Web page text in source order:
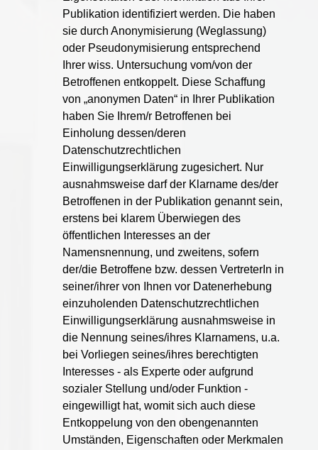
Publikation identifiziert werden. Die haben
sie durch Anonymisierung (Weglassung)
oder Pseudonymisierung entsprechend
Ihrer wiss. Untersuchung vom/von der
Betroffenen entkoppelt. Diese Schaffung
von „anonymen Daten“ in Ihrer Publikation
haben Sie Ihrem/r Betroffenen bei
Einholung dessen/deren
Datenschutzrechtlichen
Einwilligungserklärung zugesichert. Nur
ausnahmsweise darf der Klarname des/der
Betroffenen in der Publikation genannt sein,
erstens bei klarem Überwiegen des
öffentlichen Interesses an der
Namensnennung, und zweitens, sofern
der/die Betroffene bzw. dessen VertreterIn in
seiner/ihrer von Ihnen vor Datenerhebung
einzuholenden Datenschutzrechtlichen
Einwilligungserklärung ausnahmsweise in
die Nennung seines/ihres Klarnamens, u.a.
bei Vorliegen seines/ihres berechtigten
Interesses - als Experte oder aufgrund
sozialer Stellung und/oder Funktion -
eingewilligt hat, womit sich auch diese
Entkoppelung von den obengenannten
Umständen, Eigenschaften oder Merkmalen